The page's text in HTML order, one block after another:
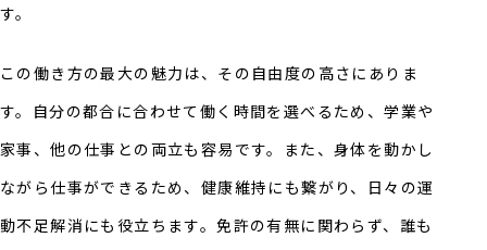
す。
この働き方の最大の魅力は、その自由度の高さにありま
す。自分の都合に合わせて働く時間を選べるため、学業や
家事、他の仕事との両立も容易です。また、身体を動かし
ながら仕事ができるため、健康維持にも繋がり、日々の運
動不足解消にも役立ちます。免許の有無に関わらず、誰も